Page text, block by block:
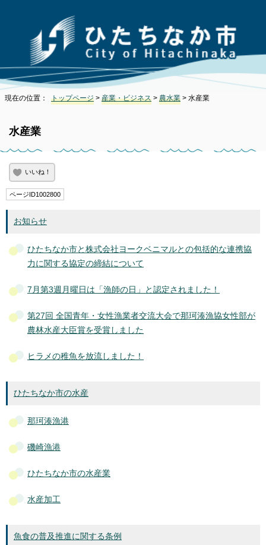
現在の位置： トップページ > 産業・ビジネス > 農水業 > 水産業
水産業
いいね！
ページID1002800
お知らせ
ひたちなか市と株式会社ヨークベニマルとの包括的な連携協
力に関する協定の締結について
7月第3週月曜日は「漁師の日」と認定されました！
第27回 全国青年・女性漁業者交流大会で那珂湊漁協女性部が
農林水産大臣賞を受賞しました
ヒラメの稚魚を放流しました！
ひたちなか市の水産
那珂湊漁港
磯崎漁港
ひたちなか市の水産業
水産加工
魚食の普及推進に関する条例